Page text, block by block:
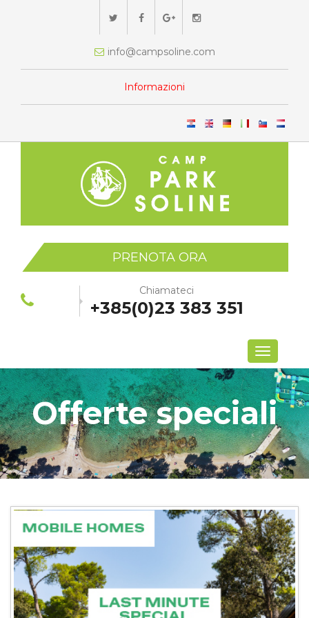
info@campsoline.com
Informazioni
PRENOTA ORA
Chiamateci
+385(0)23 383 351
Menu
Offerte speciali